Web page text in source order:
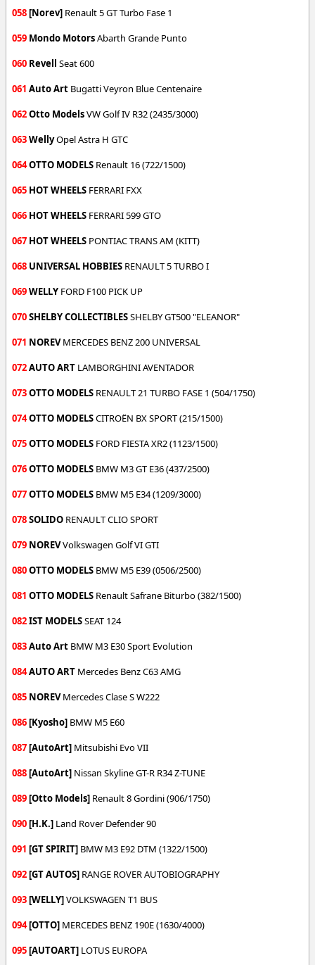
058[Norev] Renault 5 GT Turbo Fase 1
059 Mondo MotorsAbarth Grande Punto
060 Revell Seat 600
061 Auto Art Bugatti Veyron Blue Centenaire
062Otto ModelsVW Golf IV R32 (2435/3000)
063WellyOpel Astra H GTC
064OTTO MODELS Renault 16 (722/1500)
065 HOT WHEELS FERRARI FXX
066 HOT WHEELS FERRARI 599 GTO
067 HOT WHEELS PONTIAC TRANS AM (KITT)
068 UNIVERSAL HOBBIES RENAULT 5 TURBO I
069WELLY FORD F100 PICK UP
070SHELBY COLLECTIBLESSHELBY GT500 "ELEANOR"
071 NOREVMERCEDES BENZ 200 UNIVERSAL
072AUTO ART LAMBORGHINI AVENTADOR
073OTTO MODELS RENAULT 21 TURBO FASE 1 (504/1750)
074OTTO MODELSCITROËN BX SPORT (215/1500)
075OTTO MODELS FORD FIESTA XR2 (1123/1500)
076OTTO MODELS BMW M3 GT E36 (437/2500)
077OTTO MODELS BMW M5 E34 (1209/3000)
078SOLIDO RENAULT CLIO SPORT
079 NOREVVolkswagen Golf VI GTI
080OTTO MODELS BMW M5 E39 (0506/2500)
081 OTTO MODELS Renault Safrane Biturbo (382/1500)
082IST MODELSSEAT 124
083Auto Art BMW M3 E30 Sport Evolution
084AUTO ART Mercedes Benz C63 AMG
085 NOREVMercedes Clase S W222
086[Kyosho] BMW M5 E60
087[AutoArt] Mitsubishi Evo VII
088[AutoArt] Nissan Skyline GT-R R34 Z-TUNE
089[Otto Models] Renault 8 Gordini (906/1750)
090[H.K.] Land Rover Defender 90
091 [GT SPIRIT] BMW M3 E92 DTM (1322/1500)
092[GT AUTOS] RANGE ROVER AUTOBIOGRAPHY
093[WELLY]VOLKSWAGEN T1 BUS
094[OTTO] MERCEDES BENZ 190E (1630/4000)
095[AUTOART] LOTUS EUROPA